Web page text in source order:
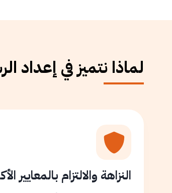
لماذا نتميز في إعداد
النزاهة والالتزام بالمعايير